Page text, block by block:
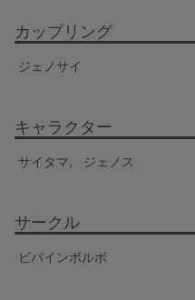
カップリング
ジェノサイ
キャラクター
サイタマ ジェノス
サークル
ビバインボルボ